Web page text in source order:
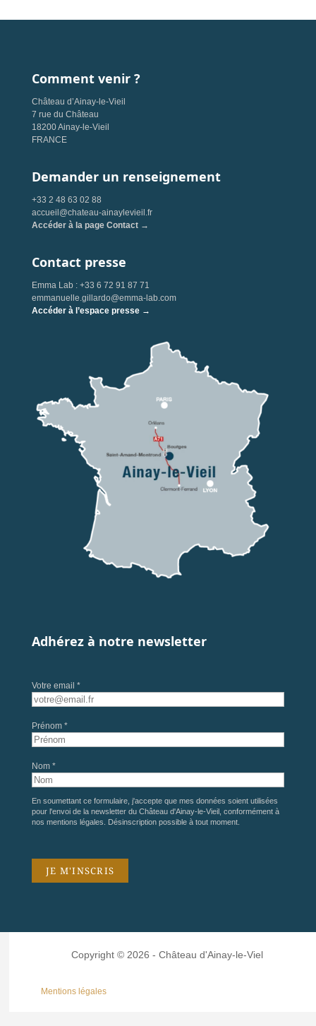
Comment venir ?
Château d’Ainay-le-Vieil
7 rue du Château
18200 Ainay-le-Vieil
FRANCE
Demander un renseignement
+33 2 48 63 02 88
accueil@chateau-ainaylevieil.fr
Accéder à la page Contact →
Contact presse
Emma Lab : +33 6 72 91 87 71
emmanuelle.gillardo@emma-lab.com
Accéder à l’espace presse →
Adhérez à notre newsletter
Votre email *
Prénom *
Nom *
En soumettant ce formulaire, j'accepte que mes données soient utilisées
pour l'envoi de la newsletter du Château d'Ainay-le-Vieil, conformément à
nos mentions légales . Désinscription possible à tout moment.
Copyright © 2026 - Château d'Ainay-le-Viel
Mentions légales